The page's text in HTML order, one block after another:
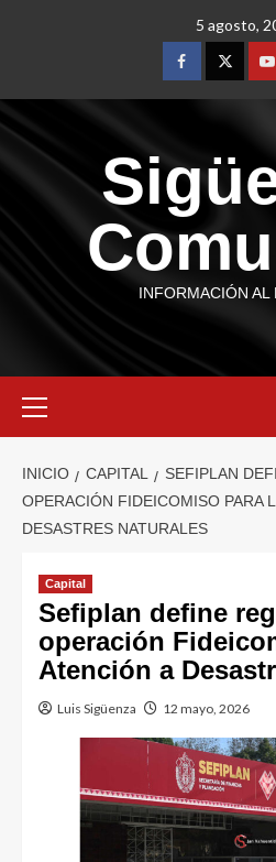
5 agosto,
INFORMACIÓN AL
INICIO CAPITAL
SEFIPLAN
OPERACIÓN FIDEICOMISO PARA
DESASTRES NATURALES
Capital
Sefiplan define
operación
Atención a
Luis Sigüenza 12 mayo, 2026